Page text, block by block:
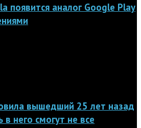
появится аналог Google Play
вышедший 25 лет назад
в него смогут не все